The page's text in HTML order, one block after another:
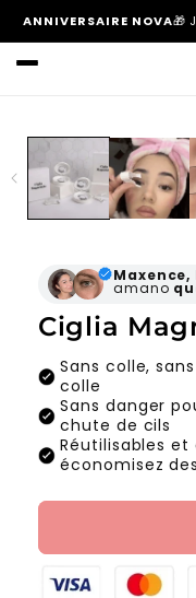
passer
au
contenu
ANNIVERSAIRE NOVA🎁
Maxence,
amano
Ciglia
Sans colle,
colle
Sans danger
chute de cils
Réutilisables
économisez